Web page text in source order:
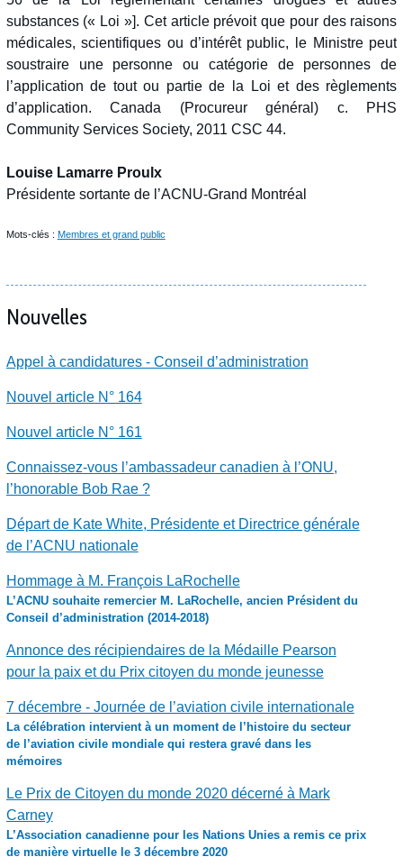
substances (« Loi »]. Cet article prévoit que pour des raisons
médicales, scientifiques ou d’intérêt public, le Ministre peut
soustraire une personne ou catégorie de personnes de
l’application de tout ou partie de la Loi et des règlements
d’application. Canada (Procureur général) c. PHS
Community Services Society, 2011 CSC 44.
Louise Lamarre Proulx
Présidente sortante de l’ACNU-Grand Montréal
Mots-clés : Membres et grand public
Nouvelles
Appel à candidatures - Conseil d’administration
Nouvel article N° 164
Nouvel article N° 161
Connaissez-vous l’ambassadeur canadien à l’ONU,
l’honorable Bob Rae ?
Départ de Kate White, Présidente et Directrice générale
de l’ACNU nationale
Hommage à M. François LaRochelle
L’ACNU souhaite remercier M. LaRochelle, ancien Président du
Conseil d’administration (2014-2018)
Annonce des récipiendaires de la Médaille Pearson
pour la paix et du Prix citoyen du monde jeunesse
7 décembre - Journée de l’aviation civile internationale
La célébration intervient à un moment de l’histoire du secteur
de l’aviation civile mondiale qui restera gravé dans les
mémoires
Le Prix de Citoyen du monde 2020 décerné à Mark
Carney
L’Association canadienne pour les Nations Unies a remis ce prix
de manière virtuelle le 3 décembre 2020